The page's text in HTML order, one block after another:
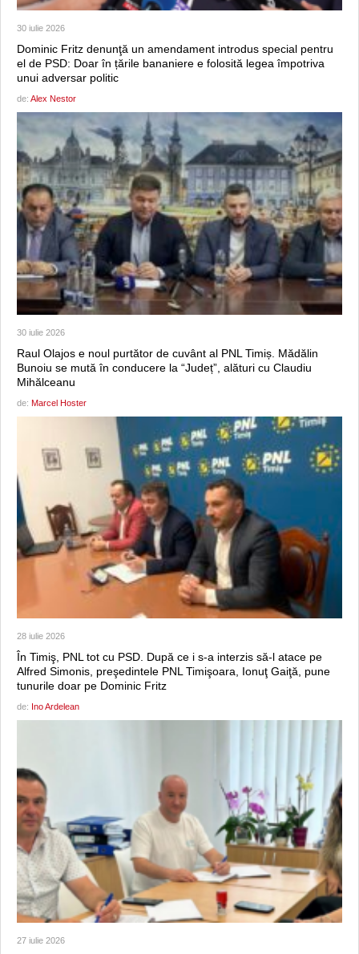
30 iulie 2026
Dominic Fritz denunţă un amendament introdus special pentru
el de PSD: Doar în țările bananiere e folosită legea împotriva
unui adversar politic
de: Alex Nestor
30 iulie 2026
Raul Olajos e noul purtător de cuvânt al PNL Timiș. Mădălin
Bunoiu se mută în conducere la “Județ”, alături cu Claudiu
Mihălceanu
de: Marcel Hoster
28 iulie 2026
În Timiş, PNL tot cu PSD. După ce i s-a interzis să-l atace pe
Alfred Simonis, preşedintele PNL Timişoara, Ionuţ Gaiţă, pune
tunurile doar pe Dominic Fritz
de: Ino Ardelean
27 iulie 2026